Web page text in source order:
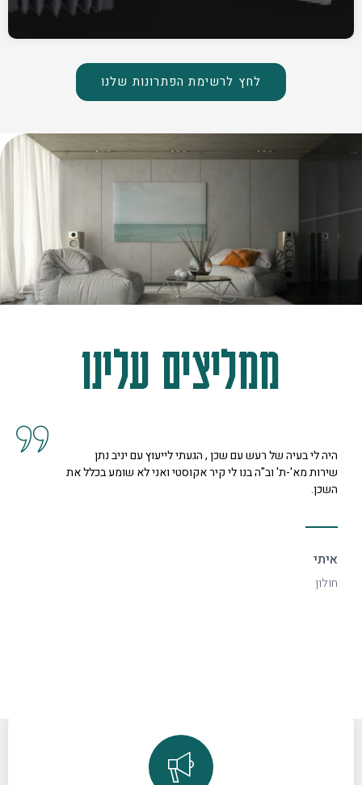
לחץ לרשימת הפתרונות שלנו
ממליצים עלינו
, הגעתי לייעוץ עם יניב נתן
קיר אקוסטי ואני לא שומע בכלל את
קיבלנו שרות מצוין,
נחמדה מאוד בשם קרן